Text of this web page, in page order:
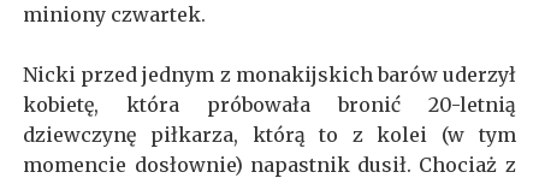
miniony czwartek.
Nicki przed jednym z monakijskich barów uderzył
kobietę, która próbowała bronić 20-letnią
dziewczynę piłkarza, którą to z kolei (w tym
momencie dosłownie) napastnik dusił. Chociaż z